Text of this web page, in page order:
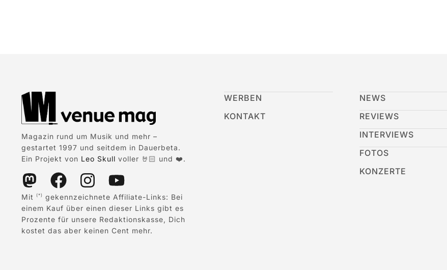
Magazin rund um Musik und mehr –
gestartet 1997 und seitdem in Dauerbeta.
Ein Projekt von Leo Skull voller 🤘🏻 und ❤️.
Mit (*)
gekennzeichnete Affiliate-Links: Bei
einem Kauf über einen dieser Links gibt es
Prozente für unsere Redaktionskasse, Dich
kostet das aber keinen Cent mehr.
WERBEN
KONTAKT
NEWS
REVIEWS
INTERVIEWS
FOTOS
KONZERTE